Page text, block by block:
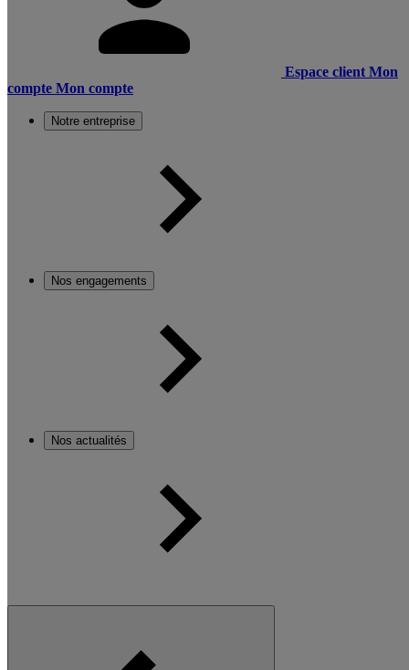
Espace client Mon
compte Mon compte
Notre entreprise
Nos engagements
Nos actualités